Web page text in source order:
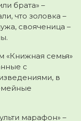
брата» –
что золовка –
свояченица –
«Книжная семья»
с
в
марафон» –